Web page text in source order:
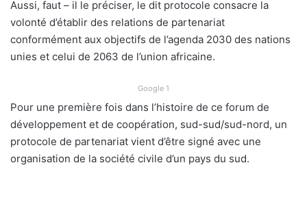
Aussi, faut – il le préciser, le dit protocole consacre la
volonté d’établir des relations de partenariat
conformément aux objectifs de l’agenda 2030 des nations
unies et celui de 2063 de l’union africaine.
Google 1
Pour une première fois dans l’histoire de ce forum de
développement et de coopération, sud-sud/sud-nord, un
protocole de partenariat vient d’être signé avec une
organisation de la société civile d’un pays du sud.